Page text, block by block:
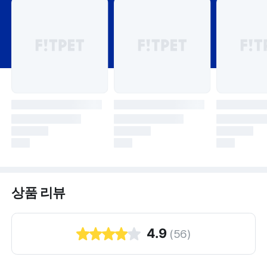
상품 리뷰
4.9 (56)